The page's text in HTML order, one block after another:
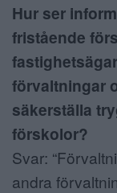
Hur ser
fristående
förvaltningar
säkerställa
förskolor?
Svar:
andra